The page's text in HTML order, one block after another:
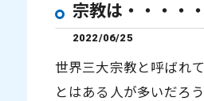
宗教は・・・・・
2022/06/25
世界三大宗教と呼ばれ
とはある人が多いだろ